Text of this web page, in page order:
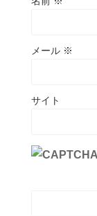
メール ※
サイト